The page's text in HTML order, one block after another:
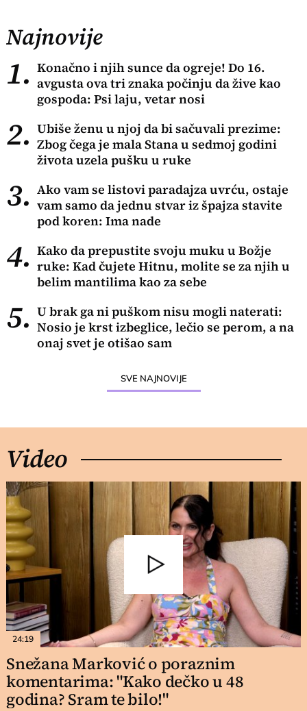
Najnovije
1. Konačno i njih sunce da ogreje! Do 16.
avgusta ova tri znaka počinju da žive kao
gospoda: Psi laju, vetar nosi
2. Ubiše ženu u njoj da bi sačuvali prezime:
Zbog čega je mala Stana u sedmoj godini
života uzela pušku u ruke
3. Ako vam se listovi paradajza uvrću, ostaje
vam samo da jednu stvar iz špajza stavite
pod koren: Ima nade
4. Kako da prepustite svoju muku u Božje
ruke: Kad čujete Hitnu, molite se za njih u
belim mantilima kao za sebe
5. U brak ga ni puškom nisu mogli naterati:
Nosio je krst izbeglice, lečio se perom, a na
onaj svet je otišao sam
SVE NAJNOVIJE
Video
24:19
Snežana Marković o poraznim
komentarima: "Kako dečko u 48
godina? Sram te bilo!"